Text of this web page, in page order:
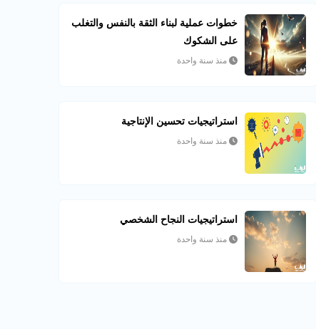
خطوات عملية لبناء الثقة بالنفس والتغلب
على الشكوك
منذ سنة واحدة
استراتيجيات تحسين الإنتاجية
منذ سنة واحدة
استراتيجيات النجاح الشخصي
منذ سنة واحدة